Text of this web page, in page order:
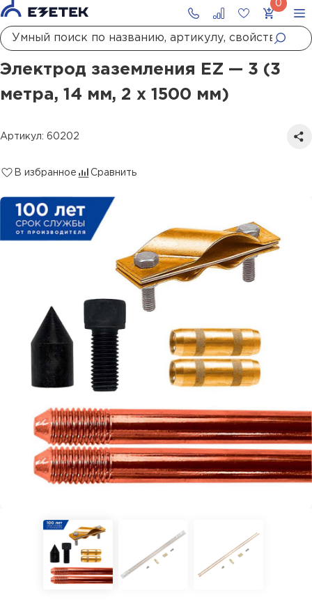
Электрод заземления EZ — 3 (3 метра, 14 мм, 2 х 1500 мм)
Электрод заземления EZ — 3 (3
метра, 14 мм, 2 х 1500 мм)
Артикул: 60202
В избранное Сравнить